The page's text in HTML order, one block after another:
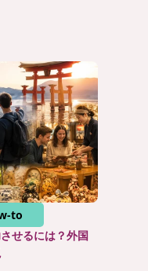
to
せるには？外国